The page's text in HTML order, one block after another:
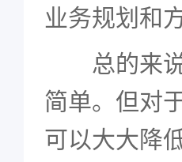
业务规划和
总的来说
简单。但对
可以大大降